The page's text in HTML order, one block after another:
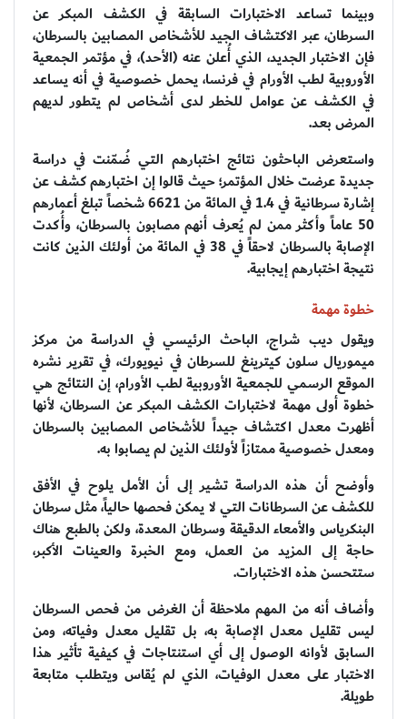
وبينما تساعد الاختبارات السابقة في الكشف المبكر عن
السرطان، عبر الاكتشاف الجيد للأشخاص المصابين بالسرطان،
فإن الاختبار الجديد، الذي أُعلن عنه (الأحد)، في مؤتمر الجمعية
الأوروبية لطب الأورام في فرنسا، يحمل خصوصية في أنه يساعد
في الكشف عن عوامل للخطر لدى أشخاص لم يتطور لديهم
المرض بعد.
واستعرض الباحثون نتائج اختبارهم التي ضُمّنت في دراسة
جديدة عرضت خلال المؤتمر؛ حيث قالوا إن اختبارهم كشف عن
إشارة سرطانية في 1.4 في المائة من 6621 شخصاً تبلغ أعمارهم
50 عاماً وأكثر ممن لم يُعرف أنهم مصابون بالسرطان، وأُكدت
الإصابة بالسرطان لاحقاً في 38 في المائة من أولئك الذين كانت
نتيجة اختبارهم إيجابية.
خطوة مهمة
ويقول ديب شراج، الباحث الرئيسي في الدراسة من مركز
ميموريال سلون كيترينغ للسرطان في نيويورك، في تقرير نشره
الموقع الرسمي للجمعية الأوروبية لطب الأورام، إن النتائج هي
خطوة أولى مهمة لاختبارات الكشف المبكر عن السرطان، لأنها
أظهرت معدل اكتشاف جيداً للأشخاص المصابين بالسرطان
ومعدل خصوصية ممتازاً لأولئك الذين لم يصابوا به.
وأوضح أن هذه الدراسة تشير إلى أن الأمل يلوح في الأفق
للكشف عن السرطانات التي لا يمكن فحصها حالياً، مثل سرطان
البنكرياس والأمعاء الدقيقة وسرطان المعدة، ولكن بالطبع هناك
حاجة إلى المزيد من العمل، ومع الخبرة والعينات الأكبر،
ستتحسن هذه الاختبارات.
وأضاف أنه من المهم ملاحظة أن الغرض من فحص السرطان
ليس تقليل معدل الإصابة به، بل تقليل معدل وفياته، ومن
السابق لأوانه الوصول إلى أي استنتاجات في كيفية تأثير هذا
الاختبار على معدل الوفيات، الذي لم يُقاس ويتطلب متابعة
طويلة.